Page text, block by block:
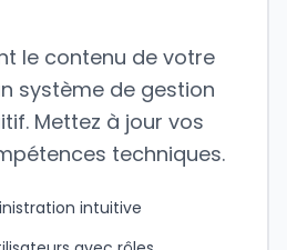
le contenu de votre
système de gestion
Mettez à jour vos
techniques.
intuitive